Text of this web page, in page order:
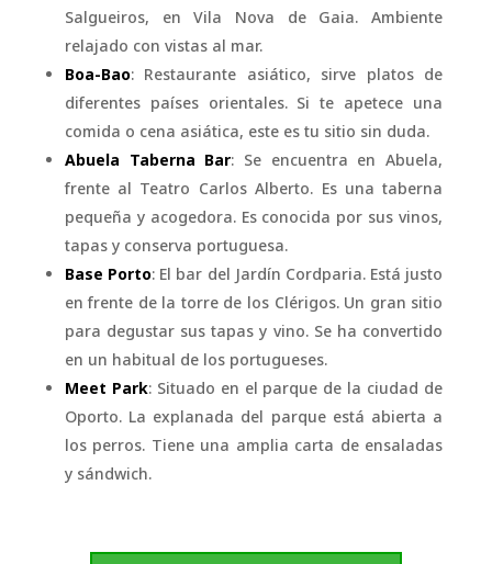
Salgueiros, en Vila Nova de Gaia. Ambiente
relajado con vistas al mar.
Boa-Bao: Restaurante asiático, sirve platos de
diferentes países orientales. Si te apetece una
comida o cena asiática, este es tu sitio sin duda.
Abuela Taberna Bar: Se encuentra en Abuela,
frente al Teatro Carlos Alberto. Es una taberna
pequeña y acogedora. Es conocida por sus vinos,
tapas y conserva portuguesa.
Base Porto: El bar del Jardín Cordparia. Está justo
en frente de la torre de los Clérigos. Un gran sitio
para degustar sus tapas y vino. Se ha convertido
en un habitual de los portugueses.
Meet Park: Situado en el parque de la ciudad de
Oporto. La explanada del parque está abierta a
los perros. Tiene una amplia carta de ensaladas
y sándwich.